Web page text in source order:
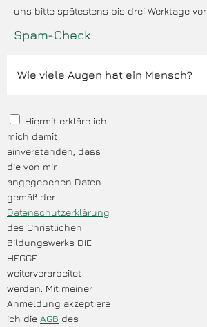
uns bitte spätestens bis drei Werktage vor
Spam-Check
Hiermit erkläre ich
mich damit
einverstanden, dass
die von mir
angegebenen Daten
gemäß der
Datenschutzerklärung
des Christlichen
Bildungswerks DIE
HEGGE
weiterverarbeitet
werden. Mit meiner
Anmeldung akzeptiere
ich die AGB des